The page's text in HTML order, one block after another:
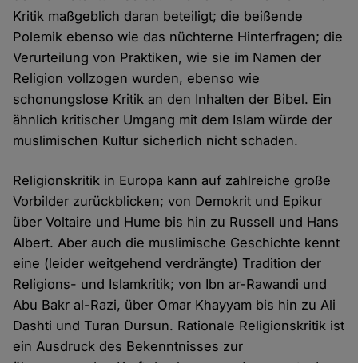
Kritik maßgeblich daran beteiligt; die beißende
Polemik ebenso wie das nüchterne Hinterfragen; die
Verurteilung von Praktiken, wie sie im Namen der
Religion vollzogen wurden, ebenso wie
schonungslose Kritik an den Inhalten der Bibel. Ein
ähnlich kritischer Umgang mit dem Islam würde der
muslimischen Kultur sicherlich nicht schaden.
Religionskritik in Europa kann auf zahlreiche große
Vorbilder zurückblicken; von Demokrit und Epikur
über Voltaire und Hume bis hin zu Russell und Hans
Albert. Aber auch die muslimische Geschichte kennt
eine (leider weitgehend verdrängte) Tradition der
Religions- und Islamkritik; von Ibn ar-Rawandi und
Abu Bakr al-Razi, über Omar Khayyam bis hin zu Ali
Dashti und Turan Dursun. Rationale Religionskritik ist
ein Ausdruck des Bekenntnisses zur